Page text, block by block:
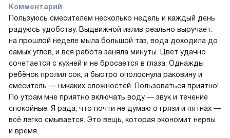
Комментарий
Пользуюсь смесителем несколько недель и каждый день
радуюсь удобству. Выдвижной излив реально выручает:
на прошлой неделе мыла большой таз, вода доходила до
самых углов, и вся работа заняла минуты. Цвет удачно
сочетается с кухней и не бросается в глаза. Однажды
ребёнок пролил сок, я быстро ополоснула раковину и
смеситель — никаких сложностей. Пользоваться приятно!
По утрам мне приятно включать воду — звук и течение
спокойные. Я рада, что почти не думаю о грязи и пятнах —
всё легко смывается. Это вещь, которая экономит нервы
и время.